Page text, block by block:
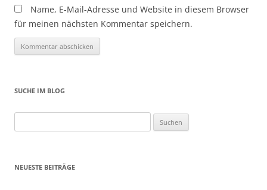
Name, E-Mail-Adresse und Website in diesem Browser
für meinen nächsten Kommentar speichern.
SUCHE IM BLOG
nach:
NEUESTE BEITRÄGE